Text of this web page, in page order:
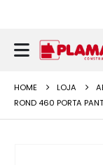
HOME LOJA
ROND 460 PORTA